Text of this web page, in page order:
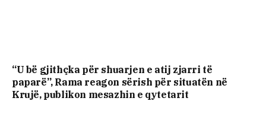
“U bë gjithçka për shuarjen e atij zjarri të
paparë”, Rama reagon sërish për situatën në
Krujë, publikon mesazhin e qytetarit